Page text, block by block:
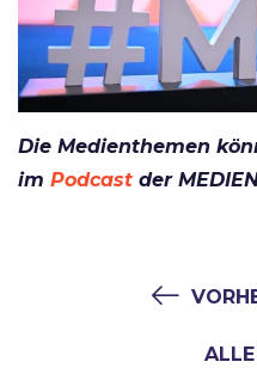
Die Medienthemen
im Podcast der